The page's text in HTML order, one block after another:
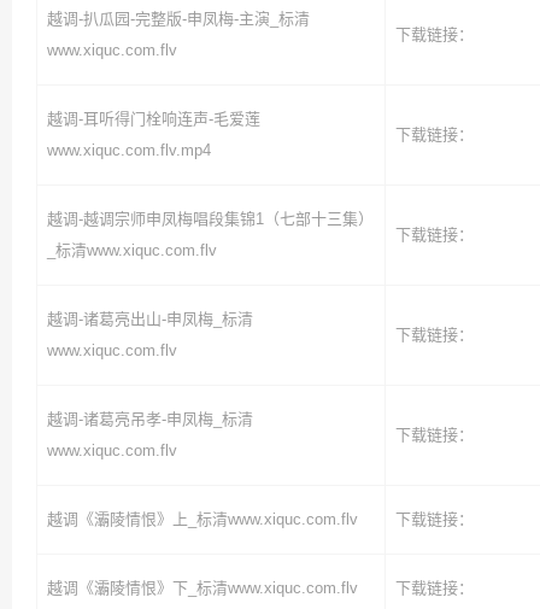
越调-扒瓜园-完整版-申凤梅-主演_标清
www.xiquc.com.flv
下载链接：
越调-耳听得门栓响连声-毛爱莲
www.xiquc.com.flv.mp4
下载链接：
越调-越调宗师申凤梅唱段集锦1（七部十三集）
_标清www.xiquc.com.flv
下载链接：
越调-诸葛亮出山-申凤梅_标清
www.xiquc.com.flv
下载链接：
越调-诸葛亮吊孝-申凤梅_标清
www.xiquc.com.flv
下载链接：
越调《灞陵情恨》上_标清www.xiquc.com.flv 下载链接：
越调《灞陵情恨》下_标清www.xiquc.com.flv 下载链接：